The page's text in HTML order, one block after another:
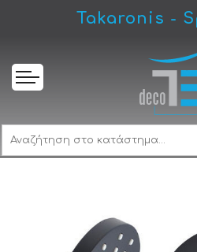
Takaronis -
Imex Austin MDA008/